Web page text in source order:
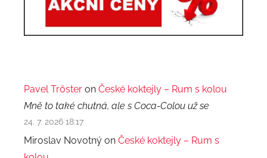
Pavel Trőster on České koktejly – Rum s kolou
Mně to také chutná, ale s Coca-Colou už se
24. 7. 2026 18:17
Miroslav Novotný on České koktejly – Rum s